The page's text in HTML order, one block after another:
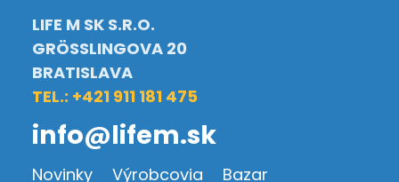
LIFE M SK S.R.O.
GRÖSSLINGOVA 20
BRATISLAVA
TEL.: +421 911 181 475
info@lifem.sk
Novinky Výrobcovia Bazar